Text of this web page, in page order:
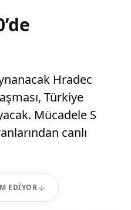
Hradec
Türkiye
Mücadele S
canlı
EDIYOR